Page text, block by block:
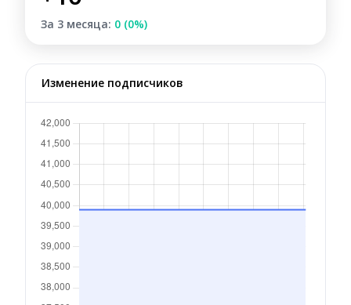
За 3 месяца: 0 (0%)
Изменение подписчиков